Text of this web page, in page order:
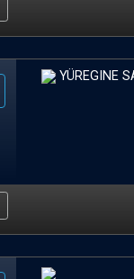
YÜREGINE